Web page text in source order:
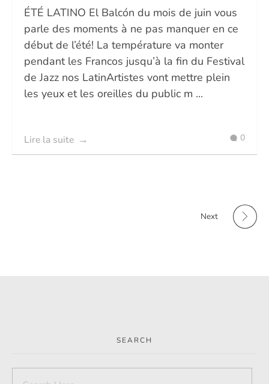
ÉTÉ LATINO El Balcón du mois de juin vous
parle des moments à ne pas manquer en ce
début de l’été! La température va monter
pendant les Francos jusqu’à la fin du Festival
de Jazz nos LatinArtistes vont mettre plein
les yeux et les oreilles du public m ...
Lire la suite 0
Next
SEARCH